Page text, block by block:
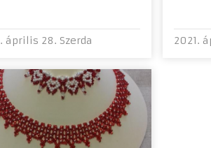
április 28. Szerda 2021.